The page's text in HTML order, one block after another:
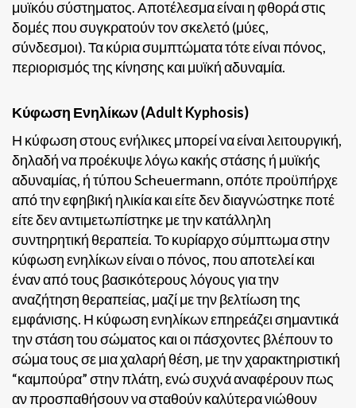
μυϊκόυ σύστηματος. Αποτέλεσμα είναι η φθορά στις
δομές που συγκρατούν τον σκελετό (μύες,
σύνδεσμοι). Τα κύρια συμπτώματα τότε είναι πόνος,
περιορισμός της κίνησης και μυϊκή αδυναμία.
Κύφωση Ενηλίκων (Adult Kyphosis)
Η κύφωση στους ενήλικες μπορεί να είναι λειτουργική,
δηλαδή να προέκυψε λόγω κακής στάσης ή μυϊκής
αδυναμίας, ή τύπου Scheuermann, οπότε προϋπήρχε
από την εφηβική ηλικία και είτε δεν διαγνώστηκε ποτέ
είτε δεν αντιμετωπίστηκε με την κατάλληλη
συντηρητική θεραπεία. Το κυρίαρχο σύμπτωμα στην
κύφωση ενηλίκων είναι ο πόνος, που αποτελεί και
έναν από τους βασικότερους λόγους για την
αναζήτηση θεραπείας, μαζί με την βελτίωση της
εμφάνισης. Η κύφωση ενηλίκων επηρεάζει σημαντικά
την στάση του σώματος και οι πάσχοντες βλέπουν το
σώμα τους σε μια χαλαρή θέση, με την χαρακτηριστική
“καμπούρα” στην πλάτη, ενώ συχνά αναφέρουν πως
αν προσπαθήσουν να σταθούν καλύτερα νιώθουν